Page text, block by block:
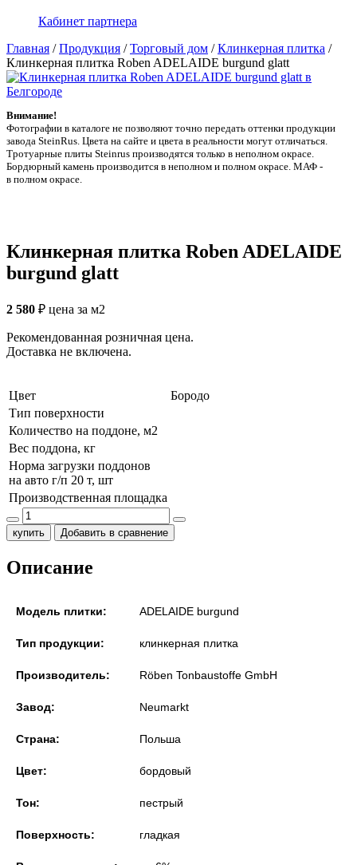
Кабинет партнера
Главная /Продукция /Торговый дом /Клинкерная плитка /
Клинкерная плитка Roben ADELAIDE burgund glatt
Внимание!
Фотографии в каталоге не позволяют точно передать оттенки продукции
заводa SteinRus. Цвета на сайте и цвета в реальности могут отличаться.
Тротуарные плиты Steinrus производятся только в неполном окрасе.
Бордюрный камень производится в неполном и полном окрасе. МАФ -
в полном окрасе.
Клинкерная плитка Roben ADELAIDE
burgund glatt
2 580 ₽ цена за м2
Рекомендованная розничная цена.
Доставка не включена.
Цвет
Бородо
Тип поверхности
Количество на поддоне, м2
Вес поддона, кг
Норма загрузки поддонов
на авто г/п 20 т, шт
Производственная площадка
купить Добавить в сравнение
Описание
Модель плитки: ADELAIDE burgund
Тип продукции: клинкерная плитка
Производитель: Röben Tonbaustoffe GmbH
Завод: Neumarkt
Страна: Польша
Цвет: бордовый
Тон: пестрый
Поверхность: гладкая